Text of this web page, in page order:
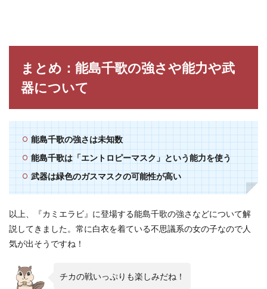
まとめ：能島千歌の強さや能力や武
器について
能島千歌の強さは未知数
能島千歌は「エントロピーマスク」という能力を使う
武器は緑色のガスマスクの可能性が高い
以上、『カミエラビ』に登場する能島千歌の強さなどについて解
説してきました。常に白衣を着ている不思議系の女の子なので人
気が出そうですね！
チカの戦いっぷりも楽しみだね！